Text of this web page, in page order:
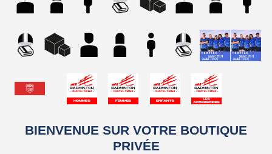
BIENVENUE SUR VOTRE BOUTIQUE
PRIVÉE